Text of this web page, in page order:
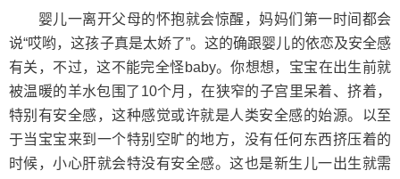
婴儿一离开父母的怀抱就会惊醒，妈妈们第一时间都会
说“哎哟，这孩子真是太娇了”。这的确跟婴儿的依恋及安全感
有关，不过，这不能完全怪baby。你想想，宝宝在出生前就
被温暖的羊水包围了10个月，在狭窄的子宫里呆着、挤着，
特别有安全感，这种感觉或许就是人类安全感的始源。以至
于当宝宝来到一个特别空旷的地方，没有任何东西挤压着的
时候，小心肝就会特没有安全感。这也是新生儿一出生就需